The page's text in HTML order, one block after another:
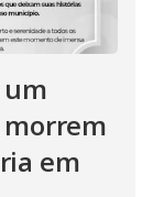
um
morrem
em